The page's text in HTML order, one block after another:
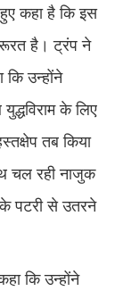
हुए कहा है कि इस
है। ट्रंप ने
उन्होंने
के लिए
तब किया
चल रही नाजुक
पटरी से उतरने
कि उन्होंने